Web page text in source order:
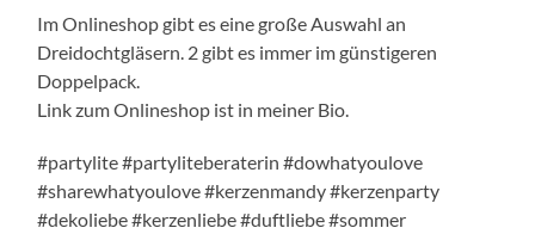
Im Onlineshop gibt es eine große Auswahl an
Dreidochtgläsern. 2 gibt es immer im günstigeren
Doppelpack.
Link zum Onlineshop ist in meiner Bio.
#partylite #partyliteberaterin #dowhatyoulove
#sharewhatyoulove #kerzenmandy #kerzenparty
#dekoliebe #kerzenliebe #duftliebe #sommer